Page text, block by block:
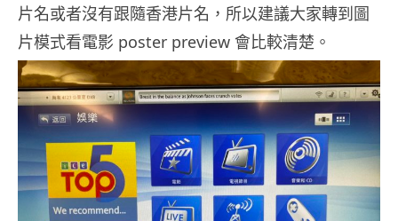
片名或者沒有跟隨香港片名，所以建議大家轉到圖
片模式看電影 poster preview 會比較清楚。